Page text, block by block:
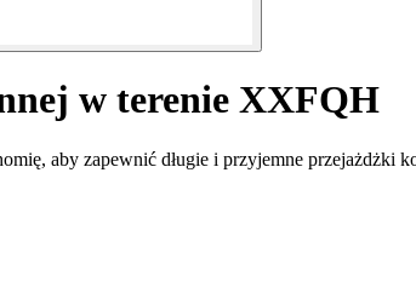
w terenie XXFQH
aby zapewnić długie i przyjemne przejażdżki